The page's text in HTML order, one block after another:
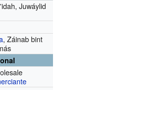
Juwáylid
, Záinab bint